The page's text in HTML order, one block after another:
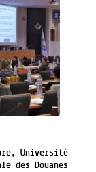
Université
des Douanes